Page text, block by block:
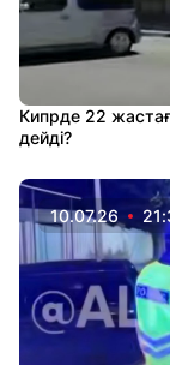
Кипрде 22
дейді?
10.07.26